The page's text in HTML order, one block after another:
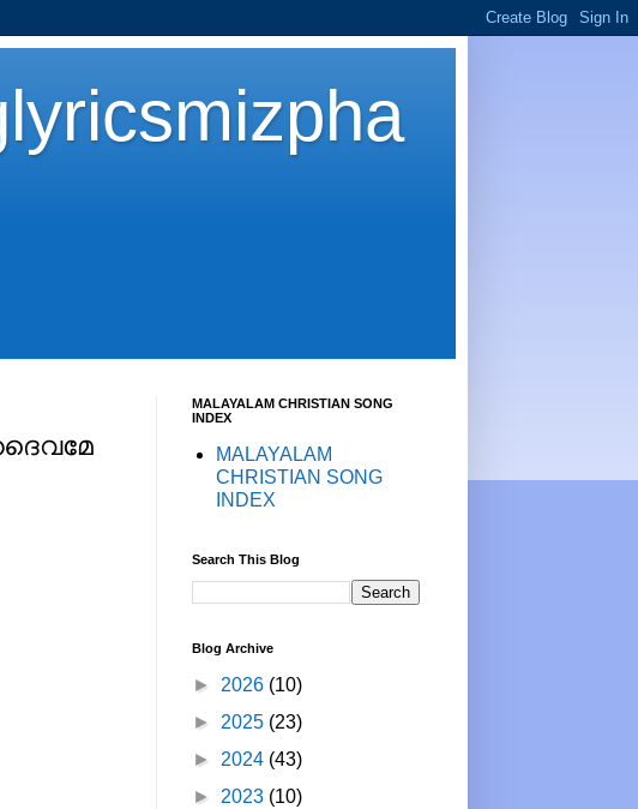
ദൈവമേ
MALAYALAM CHRISTIAN SONG
INDEX
MALAYALAM
CHRISTIAN SONG
INDEX
Search This Blog
Blog Archive
► 2026 (10)
► 2025 (23)
► 2024 (43)
► 2023 (10)